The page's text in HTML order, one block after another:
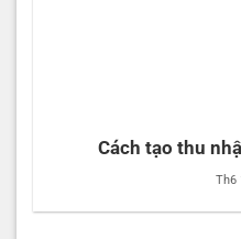
Cách tạo thu
Th6